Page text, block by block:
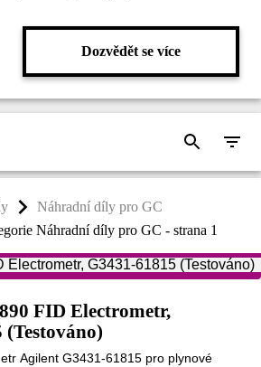
Dozvědět se více
Náhradní díly pro GC
Náhradní díly pro GC - strana 1
FID Electrometr,
(Testováno)
Agilent G3431-61815 pro plynové